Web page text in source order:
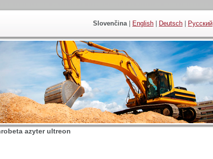
Slovenčina| English Deutsch Русский
azyter ultreon